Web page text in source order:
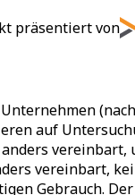
präsentiert von
auf
vereinbart,
Gebrauch.